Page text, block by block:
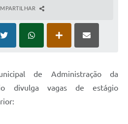
de Administração da
divulga vagas de estágio